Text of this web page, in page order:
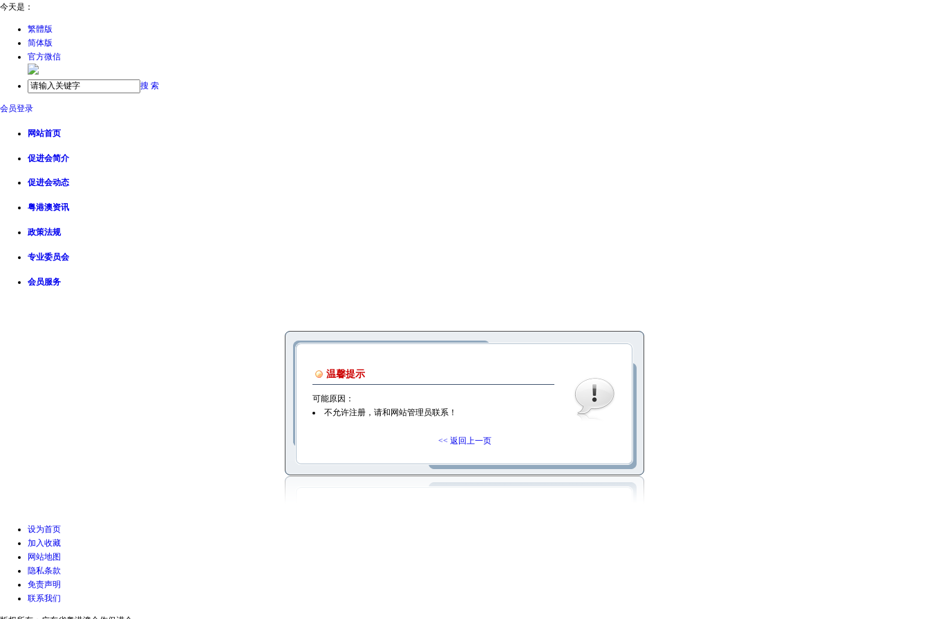
今天是：
繁體版
简体版
官方微信
搜 索
会员登录
网站首页
促进会简介
促进会动态
粤港澳资讯
政策法规
专业委员会
会员服务
温馨提示
可能原因：
不允许注册，请和网站管理员联系！
<< 返回上一页
设为首页
加入收藏
网站地图
隐私条款
免责声明
联系我们